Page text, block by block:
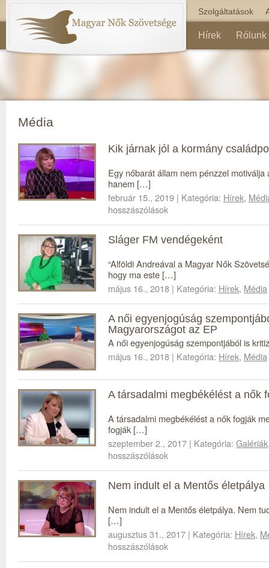
Szolgáltatások
Hírek Rólunk
Média
Kik járnak jól a kormány
Egy nőbarát állam nem pénzzel
hanem […]
február 15., 2019 | Kategória: Hírek,
hosszászólások
Sláger FM vendégeként
“Alföldi Andreával a Magyar Nők
hogy ma este […]
május 16., 2018 | Kategória: Hírek, Média
A női egyenjogúság
Magyarországot az EP
A női egyenjogúság szempontjából is
május 16., 2018 | Kategória: Hírek, Média
A társadalmi megbékélést a nők
A társadalmi megbékélést a nők fogják
fogják […]
szeptember 2., 2017 | Kategória: Galériák
hosszászólások
Nem indult el a Mentős életpálya
Nem indult el a Mentős életpálya. Nem
[…]
augusztus 31., 2017 | Kategória: Hírek,
hosszászólások